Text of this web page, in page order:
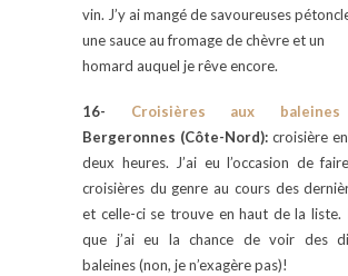
vin. J’y ai mangé de savoureuses
une sauce au fromage de chèvre et un
homard auquel je rêve encore.
16- Croisières aux
Bergeronnes (Côte-Nord): croisière
deux heures. J’ai eu l’occasion de
croisières du genre au cours des
et celle-ci se trouve en haut de la
que j’ai eu la chance de voir des
baleines (non, je n’exagère pas)!